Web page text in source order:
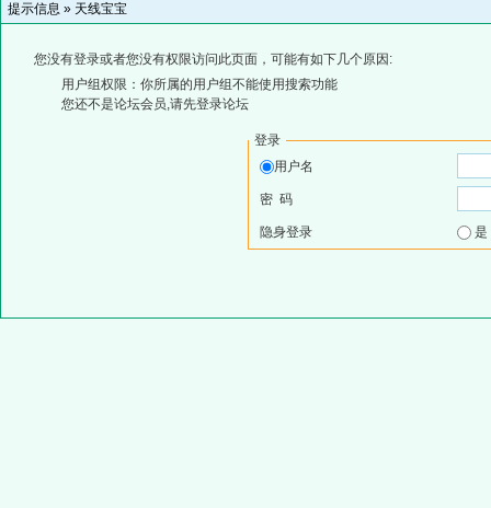
提示信息 » 天线宝宝
您没有登录或者您没有权限访问此页面，可能有如下几个原因:
用户组权限：你所属的用户组不能使用搜索功能
您还不是论坛会员,请先登录论坛
登录
用户名
密 码
隐身登录